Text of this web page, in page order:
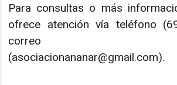
Para consultas o más
ofrece atención vía teléfono
correo
(asociacionananar@gmail.com).